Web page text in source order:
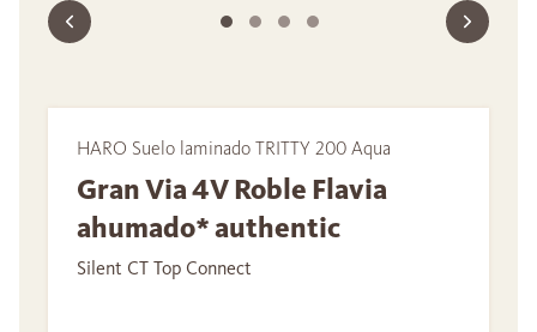
HARO Suelo laminado TRITTY 200 Aqua
Gran Via 4V Roble Flavia
ahumado* authentic
Silent CT Top Connect